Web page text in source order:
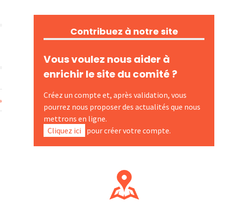
Contribuez à notre site
Vous voulez nous aider à
enrichir le site du comité ?
Créez un compte et, après validation, vous
pourrez nous proposer des actualités que nous
mettrons en ligne.
Cliquez ici
pour créer votre compte.